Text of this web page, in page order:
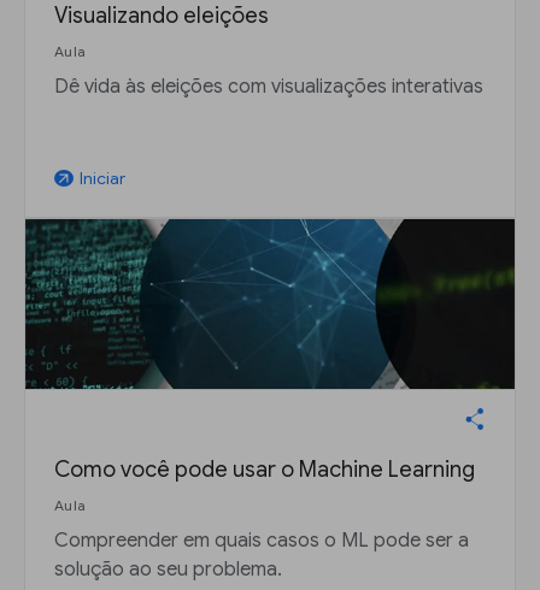
Visualizando eleições
Aula
Dê vida às eleições com visualizações interativas
arrow_outward Iniciar
Como você pode usar o Machine Learning
Aula
Compreender em quais casos o ML pode ser a
solução ao seu problema.